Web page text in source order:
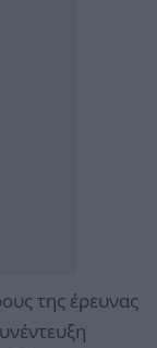
της έρευνας